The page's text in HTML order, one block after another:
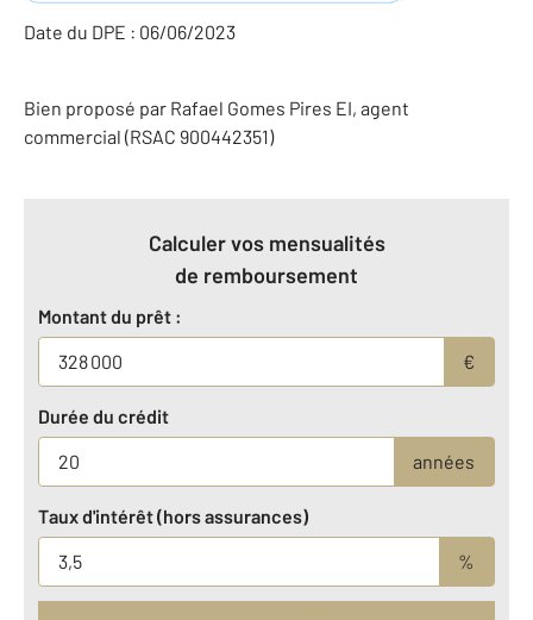
Date du DPE : 06/06/2023
Bien proposé par Rafael Gomes Pires EI, agent
commercial (RSAC 900442351)
Calculer vos mensualités
de remboursement
Montant du prêt :
€
Durée du crédit
années
Taux d'intérêt (hors assurances)
%